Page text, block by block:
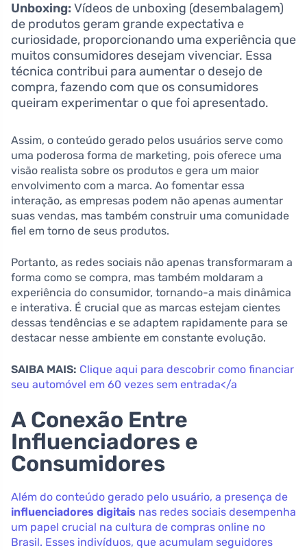
Unboxing: Vídeos de unboxing (desembalagem)
de produtos geram grande expectativa e
curiosidade, proporcionando uma experiência que
muitos consumidores desejam vivenciar. Essa
técnica contribui para aumentar o desejo de
compra, fazendo com que os consumidores
queiram experimentar o que foi apresentado.
Assim, o conteúdo gerado pelos usuários serve como
uma poderosa forma de marketing, pois oferece uma
visão realista sobre os produtos e gera um maior
envolvimento com a marca. Ao fomentar essa
interação, as empresas podem não apenas aumentar
suas vendas, mas também construir uma comunidade
fiel em torno de seus produtos.
Portanto, as redes sociais não apenas transformaram a
forma como se compra, mas também moldaram a
experiência do consumidor, tornando-a mais dinâmica
e interativa. É crucial que as marcas estejam cientes
dessas tendências e se adaptem rapidamente para se
destacar nesse ambiente em constante evolução.
SAIBA MAIS: Clique aqui para descobrir como financiar
seu automóvel em 60 vezes sem entrada</a
A Conexão Entre
Influenciadores e
Consumidores
Além do conteúdo gerado pelo usuário, a presença de
influenciadores digitais nas redes sociais desempenha
um papel crucial na cultura de compras online no
Brasil. Esses indivíduos, que acumulam seguidores